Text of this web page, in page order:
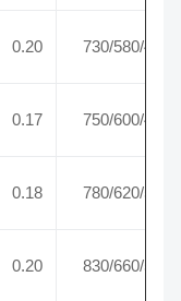
0.20 730/580/460
0.17 750/600/480
0.18 780/620/500
0.20 830/660/520